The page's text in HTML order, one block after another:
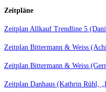
Zeitpläne
Zeitplan Allkauf Trendline 5
Zeitplan Bittermann & Weiss
Zeitplan Bittermann & Weiss
Zeitplan Danhaus (Kathrin Rühl,